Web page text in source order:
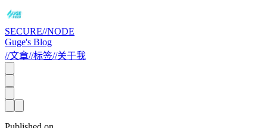
SECURE//NODE
Guge's Blog
//文章//标签//关于我